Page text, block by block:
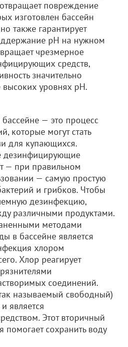
повреждение
изготовлен бассейн
также гарантирует
pH на нужном
чрезмерное
средств,
значительно
уровнях pH.
— это процесс
которые могут стать
для купающихся.
дезинфицирующие
— при правильном
— самую простую
и грибков. Чтобы
дезинфекцию,
различными продуктами.
методами
в бассейне является
хлором
Хлор реагирует
соединений.
называемый свободный)
является
Этот вторичный
помогает сохранить воду